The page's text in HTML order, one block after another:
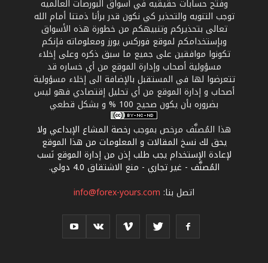
وفتح حسابات حقيقيه في أسواق البورصات العالميه
توجب التنويه والتحذير كي نكون قدر برأنا ذمتنا أمام الله
تعالى بتحذيركم وتنبيهكم من خطورة هذه الأسواق
وبإستخدامكم لموقع فوركس يورز ومعلوماته فإنكم
تكونوا موافقين على جميع ما سبق ذكره وعلى إخلاء
مسؤولية أصحاب وإدارة الموقع من أي خساره قد
تتعرضوا لها في المستقبل بالإضافة الى إخلاء مسؤولية
أصحاب و إدارة الموقع من أي تحليل إقتصادي فهو ليس
بضروره بأن يكون صحيح 100 % و بشكل قطعي
هذا المُصنَّف مرخص بموجب رخصة المشاع الإبداعي ولا
يحق لك نسخ المقالات و المعلومات من هذا الموقع
لإعادة الإستخدام يجب طلب إذن من إدارة الموقع نَسب
المُصنَّف - غير تجاري - منع الاشتقاق 4.0 دولي
.
اتصل بنا: info@forex-yours.com